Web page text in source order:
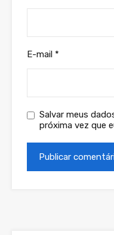
E-mail *
Salvar meus
próxima vez que